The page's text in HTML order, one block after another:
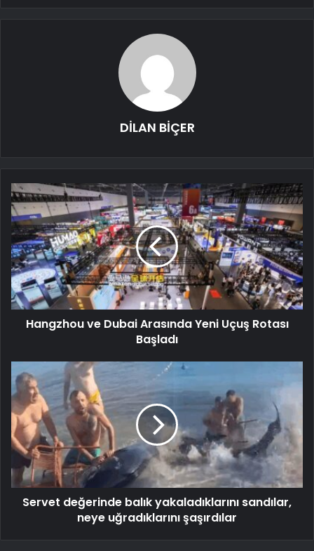
DİLAN BİÇER
Hangzhou ve Dubai Arasında Yeni Uçuş Rotası
Başladı
Servet değerinde balık yakaladıklarını sandılar,
neye uğradıklarını şaşırdılar